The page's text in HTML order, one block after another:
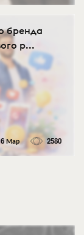
бренда
р...
6 Мар 2580